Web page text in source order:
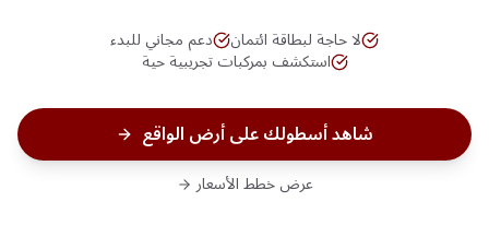
لا حاجة لبطاقة ائتمان دعم مجاني للبدء
استكشف بمركبات تجريبية حية
شاهد أسطولك على أرض الواقع
عرض خطط الأسعار